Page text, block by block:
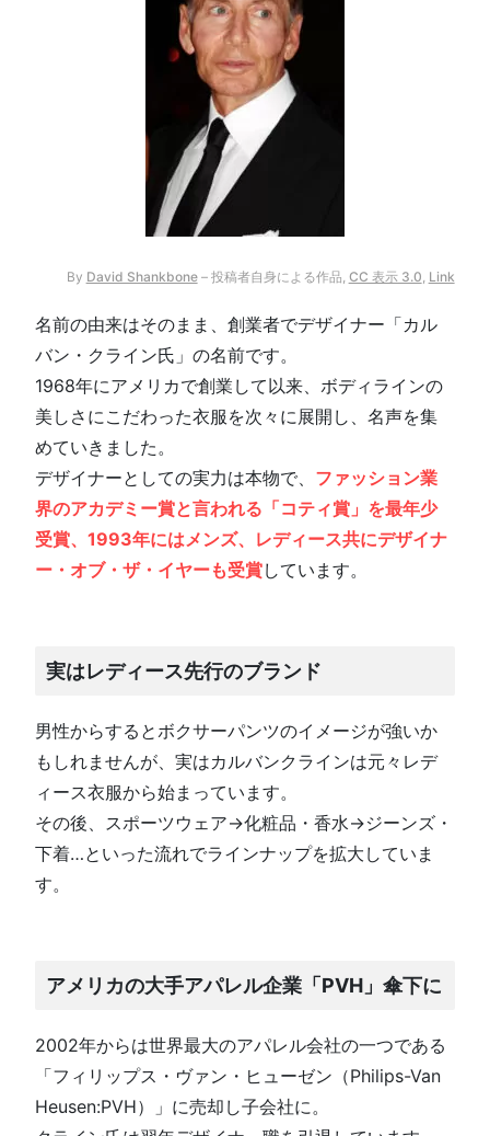
By David Shankbone– 投稿者自身による作品 CC 表示 3.0 Link
名前の由来はそのまま、創業者でデザイナー「カル
バン・クライン氏」の名前です。
1968年にアメリカで創業して以来、ボディラインの
美しさにこだわった衣服を次々に展開し、名声を集
めていきました。
デザイナーとしての実力は本物で、 ファッション業
界のアカデミー賞と言われる「コティ賞」を最年少
受賞、1993年にはメンズ、レディース共にデザイナ
ー・オブ・ザ・イヤーも受賞しています。
実はレディース先行のブランド
男性からするとボクサーパンツのイメージが強いか
もしれませんが、実はカルバンクラインは元々レデ
ィース衣服から始まっています。
その後、スポーツウェア→化粧品・香水→ジーンズ・
下着…といった流れでラインナップを拡大していま
す。
アメリカの大手アパレル企業「PVH」傘下に
2002年からは世界最大のアパレル会社の一つである
「フィリップス・ヴァン・ヒューゼン（Philips-Van
Heusen:PVH）」に売却し子会社に。